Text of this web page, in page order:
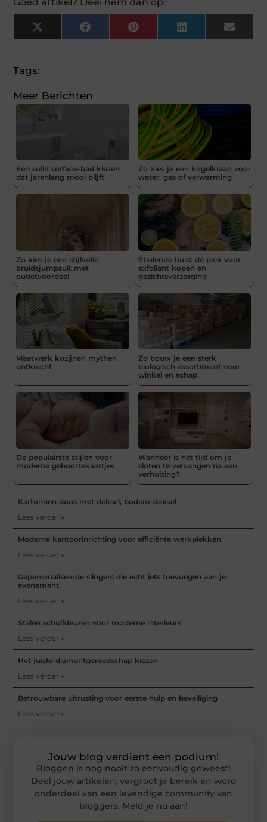
X
(Twitter)
FacebookPinterestLinkedInEmail
Tags:
Meer Berichten
Een solid surface-bad kiezen
dat jarenlang mooi blijft
Zo kies je een kogelkraan voor
water, gas of verwarming
Zo kies je een stijlvolle
bruidsjumpsuit met
outletvoordeel
Stralende huid: dé plek voor
exfoliant kopen en
gezichtsverzorging
Maatwerk kozijnen mythen
ontkracht
Zo bouw je een sterk
biologisch assortiment voor
winkel en schap
De populairste stijlen voor
moderne geboortekaartjes
Wanneer is het tijd om je
sloten te vervangen na een
verhuizing?
Kartonnen doos met deksel, bodem-deksel
Lees verder »
Moderne kantoorinrichting voor efficiënte werkplekken
Lees verder »
Gepersonaliseerde slingers die echt iets toevoegen aan je
evenement
Lees verder »
Stalen schuifdeuren voor moderne interieurs
Lees verder »
Het juiste diamantgereedschap kiezen
Lees verder »
Betrouwbare uitrusting voor eerste hulp en beveiliging
Lees verder »
Jouw blog verdient een podium!
Bloggen is nog nooit zo eenvoudig geweest!
Deel jouw artikelen, vergroot je bereik en word
onderdeel van een levendige community van
bloggers. Meld je nu aan!